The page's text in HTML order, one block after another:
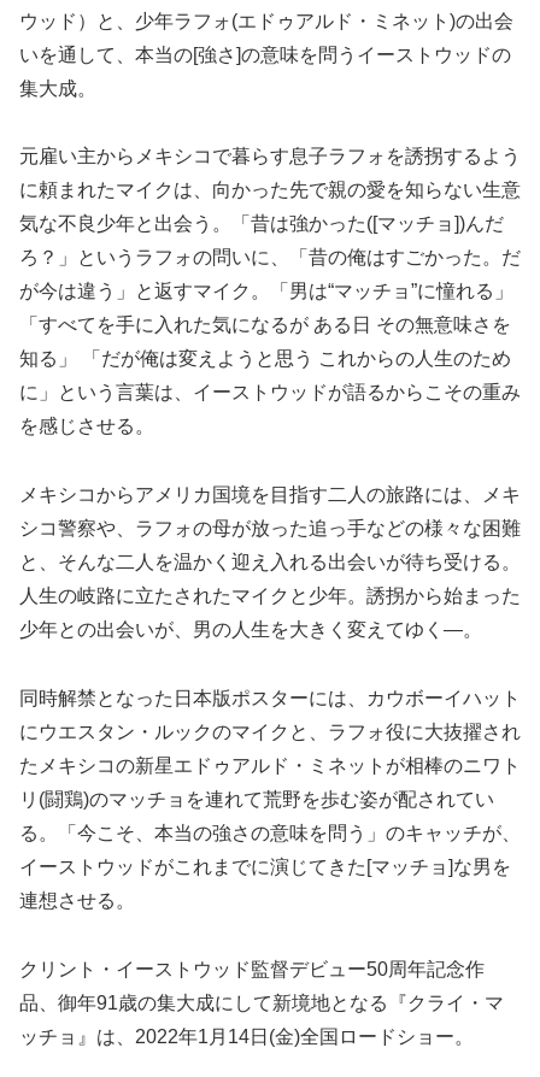
ウッド）と、少年ラフォ(エドゥアルド・ミネット)の出会
いを通して、本当の[強さ]の意味を問うイーストウッドの
集大成。
元雇い主からメキシコで暮らす息子ラフォを誘拐するよう
に頼まれたマイクは、向かった先で親の愛を知らない生意
気な不良少年と出会う。「昔は強かった([マッチョ])んだ
ろ？」というラフォの問いに、「昔の俺はすごかった。だ
が今は違う」と返すマイク。「男は“マッチョ”に憧れる」
「すべてを手に入れた気になるが ある日 その無意味さを
知る」 「だが俺は変えようと思う これからの人生のため
に」という言葉は、イーストウッドが語るからこその重み
を感じさせる。
メキシコからアメリカ国境を目指す二人の旅路には、メキ
シコ警察や、ラフォの母が放った追っ手などの様々な困難
と、そんな二人を温かく迎え入れる出会いが待ち受ける。
人生の岐路に立たされたマイクと少年。誘拐から始まった
少年との出会いが、男の人生を大きく変えてゆく―。
同時解禁となった日本版ポスターには、カウボーイハット
にウエスタン・ルックのマイクと、ラフォ役に大抜擢され
たメキシコの新星エドゥアルド・ミネットが相棒のニワト
リ(闘鶏)のマッチョを連れて荒野を歩む姿が配されてい
る。「今こそ、本当の強さの意味を問う」のキャッチが、
イーストウッドがこれまでに演じてきた[マッチョ]な男を
連想させる。
クリント・イーストウッド監督デビュー50周年記念作
品、御年91歳の集大成にして新境地となる『クライ・マ
ッチョ』は、2022年1月14日(金)全国ロードショー。